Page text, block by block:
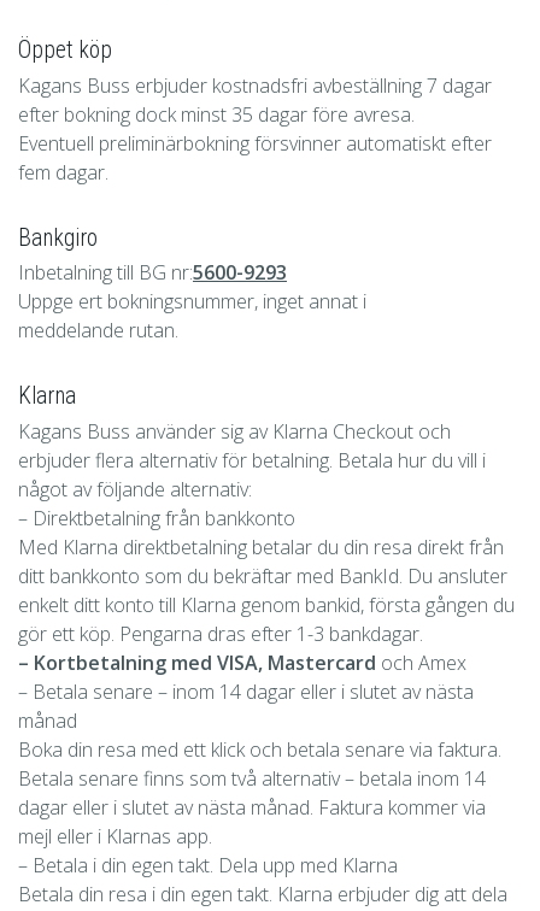
Öppet köp
Kagans Buss erbjuder kostnadsfri avbeställning 7 dagar
efter bokning dock minst 35 dagar före avresa.
Eventuell preliminärbokning försvinner automatiskt efter
fem dagar.
Bankgiro
Inbetalning till BG nr:5600-9293
Uppge ert bokningsnummer, inget annat i
meddelande rutan.
Klarna
Kagans Buss använder sig av Klarna Checkout och
erbjuder flera alternativ för betalning. Betala hur du vill i
något av följande alternativ:
– Direktbetalning från bankkonto
Med Klarna direktbetalning betalar du din resa direkt från
ditt bankkonto som du bekräftar med BankId. Du ansluter
enkelt ditt konto till Klarna genom bankid, första gången du
gör ett köp. Pengarna dras efter 1-3 bankdagar.
– Kortbetalning med VISA, Mastercard och Amex
– Betala senare – inom 14 dagar eller i slutet av nästa
månad
Boka din resa med ett klick och betala senare via faktura.
Betala senare finns som två alternativ – betala inom 14
dagar eller i slutet av nästa månad. Faktura kommer via
mejl eller i Klarnas app.
– Betala i din egen takt. Dela upp med Klarna
Betala din resa i din egen takt. Klarna erbjuder dig att dela